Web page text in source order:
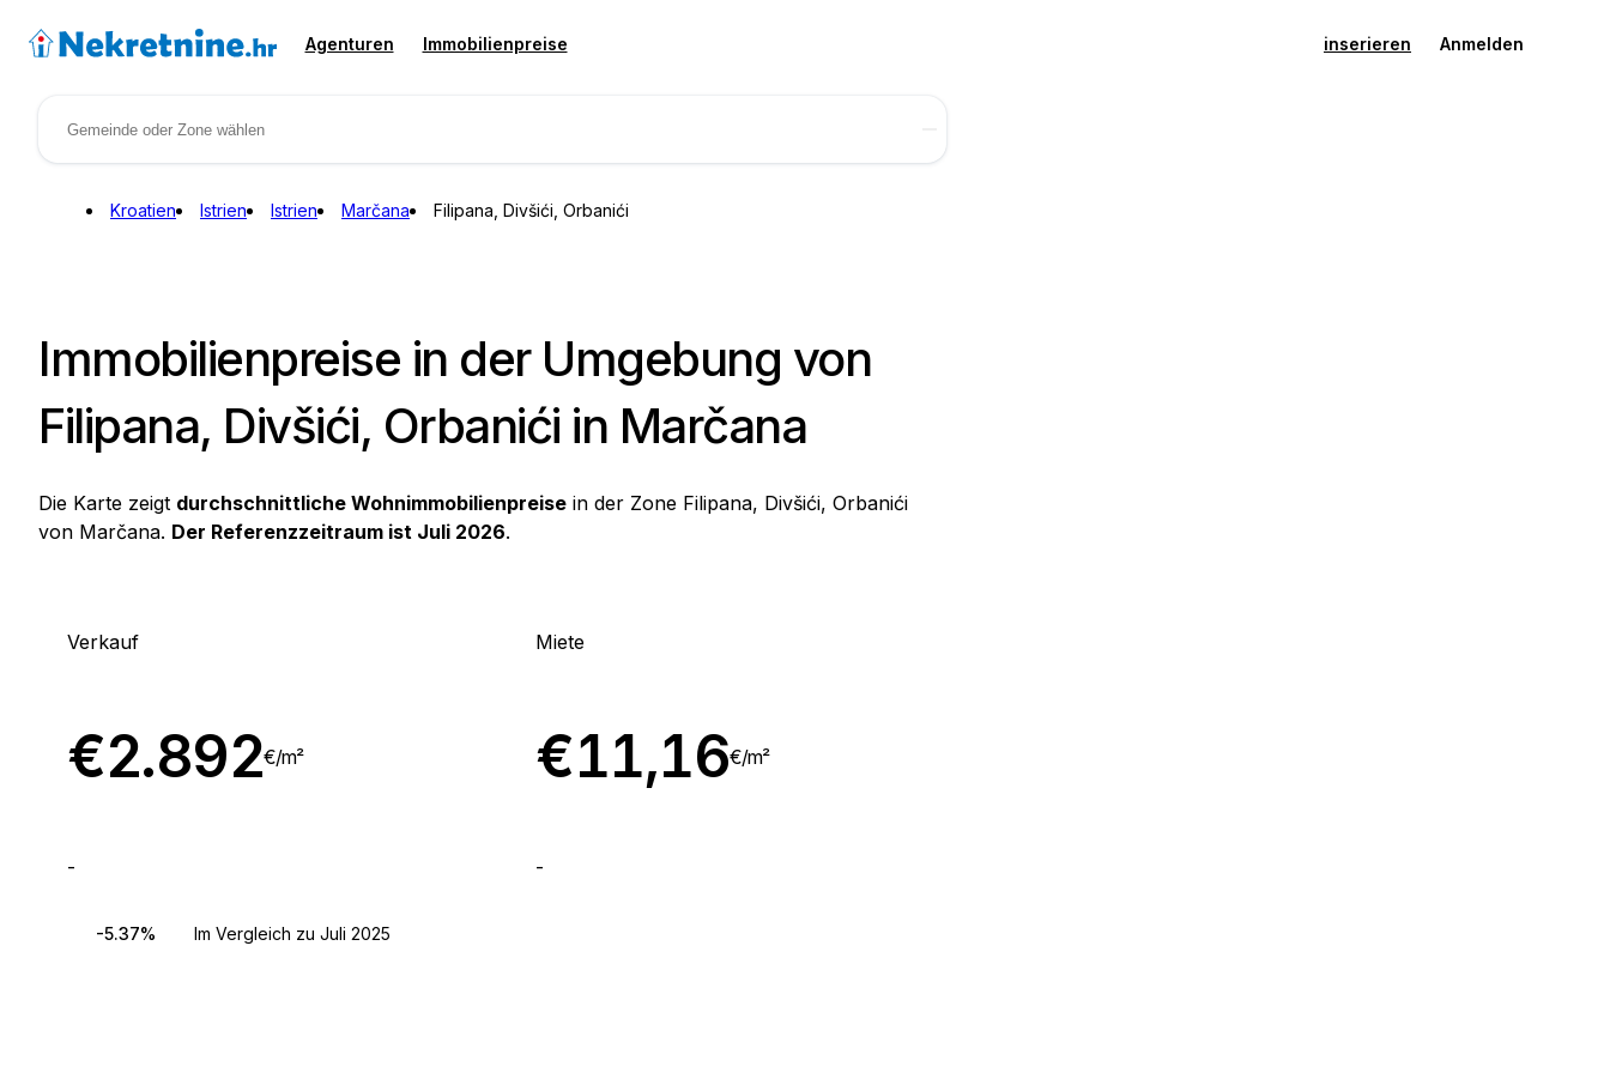
Agenturen Immobilienpreise inserieren Anmelden
Kroatien Istrien Istrien Marčana Filipana, Divšići, Orbanići
Immobilienpreise in der Umgebung von
Filipana, Divšići, Orbanići in Marčana
Die Karte zeigt durchschnittliche Wohnimmobilienpreise in der Zone Filipana, Divšići, Orbanići
von Marčana. Der Referenzzeitraum ist Juli 2026.
Verkauf
€2.892€/m²
-
-5.37% Im Vergleich zu Juli 2025
Miete
€11,16€/m²
-